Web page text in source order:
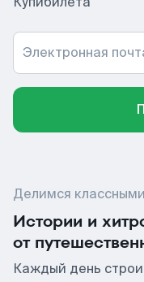
Электронная
Делимся
Истории и
от
Каждый день